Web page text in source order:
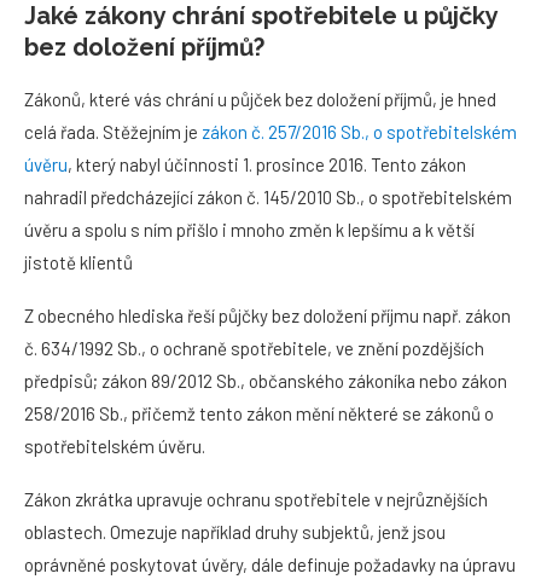
Jaké zákony chrání spotřebitele u půjčky
bez doložení příjmů?
Zákonů, které vás chrání u půjček bez doložení příjmů, je hned
celá řada. Stěžejním je zákon č. 257/2016 Sb., o spotřebitelském
úvěru, který nabyl účinnosti 1. prosince 2016. Tento zákon
nahradil předcházející zákon č. 145/2010 Sb., o spotřebitelském
úvěru a spolu s ním přišlo i mnoho změn k lepšímu a k větší
jistotě klientů
Z obecného hlediska řeší půjčky bez doložení příjmu např. zákon
č. 634/1992 Sb., o ochraně spotřebitele, ve znění pozdějších
předpisů; zákon 89/2012 Sb., občanského zákoníka nebo zákon
258/2016 Sb., přičemž tento zákon mění některé se zákonů o
spotřebitelském úvěru.
Zákon zkrátka upravuje ochranu spotřebitele v nejrůznějších
oblastech. Omezuje například druhy subjektů, jenž jsou
oprávněné poskytovat úvěry, dále definuje požadavky na úpravu